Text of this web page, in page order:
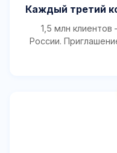
Каждый третий
1,5 млн
России.